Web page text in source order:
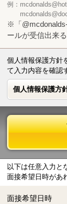
例：
※「
ールが受信出来
個人情報保護方針
て入力内容を確認
個人情報保護方
個人情報保護方
Tel
0570-
以下は任意入力と
面接希望日時があ
面接希望日時